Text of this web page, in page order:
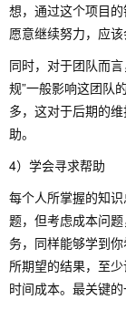
想，通过这个项目
愿意继续努力，应该
同时，对于团队而
规”一般影响这团队
多，这对于后期的
助。
4）学会寻求帮助
每个人所掌握的知
题，但考虑成本问
务，同样能够学到
所期望的结果，至
时间成本。最关键